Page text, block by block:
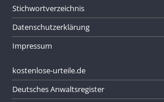
Stichwortverzeichnis
Datenschutzerklärung
Impressum
kostenlose-urteile.de
Deutsches Anwaltsregister